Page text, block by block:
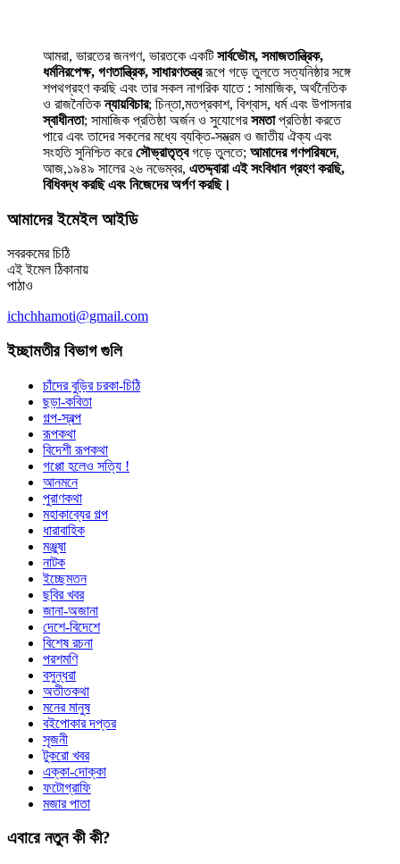
আমরা, ভারতের জনগণ, ভারতকে একটিসার্বভৌম, সমাজতান্ত্রিক,
ধর্মনিরপেক্ষ, গণতান্ত্রিক, সাধারণতন্ত্ররূপে গড়ে তুলতে সত্যনিষ্ঠার সঙ্গে
শপথগ্রহণ করছি এবং তার সকল নাগরিক যাতে : সামাজিক, অর্থনৈতিক
ও রাজনৈতিকন্যায়বিচার; চিন্তা,মতপ্রকাশ, বিশ্বাস, ধর্ম এবং উপাসনার
স্বাধীনতা; সামাজিক প্রতিষ্ঠা অর্জন ও সুযোগেরসমতাপ্রতিষ্ঠা করতে
পারে এবং তাদের সকলের মধ্যে ব্যক্তি-সম্ভ্রম ও জাতীয় ঐক্য এবং
সংহতি সুনিশ্চিত করেসৌভ্রাতৃত্বগড়ে তুলতে; আমাদের গণপরিষদে,
আজ,১৯৪৯ সালের ২৬ নভেম্বর, এতদ্দ্বারা এই সংবিধান গ্রহণ করছি,
বিধিবদ্ধ করছি এবং নিজেদের অর্পণ করছি।
আমাদের ইমেইল আইডি
সবরকমের চিঠি
এই ইমেল ঠিকানায়
পাঠাও
ichchhamoti@gmail.com
ইচ্ছামতীর বিভাগ গুলি
চাঁদের বুড়ির চরকা-চিঠি
ছড়া-কবিতা
গল্প-স্বল্প
রূপকথা
বিদেশী রূপকথা
গপ্পো হলেও সত্যি !
আনমনে
পুরাণকথা
মহাকাব্যের গল্প
ধারাবাহিক
মঞ্জুষা
নাটক
ইচ্ছেমতন
ছবির খবর
জানা-অজানা
দেশে-বিদেশে
বিশেষ রচনা
পরশমণি
বসুন্ধরা
অতীতকথা
মনের মানুষ
বইপোকার দপ্তর
সৃজনী
টুকরো খবর
এক্কা-দোক্কা
ফটোগ্রাফি
মজার পাতা
এবারে নতুন কী কী?